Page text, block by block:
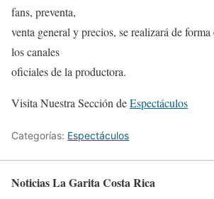
fans, preventa,
venta general y precios, se realizará de
los canales
oficiales de la productora.
Visita Nuestra Sección deEspectáculos
Categorías: Espectáculos
Noticias La Garita Costa Rica